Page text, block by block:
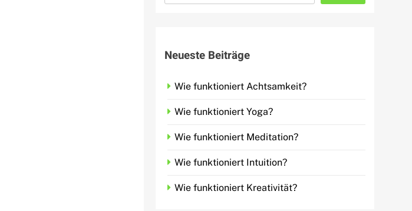
Neueste Beiträge
Wie funktioniert Achtsamkeit?
Wie funktioniert Yoga?
Wie funktioniert Meditation?
Wie funktioniert Intuition?
Wie funktioniert Kreativität?